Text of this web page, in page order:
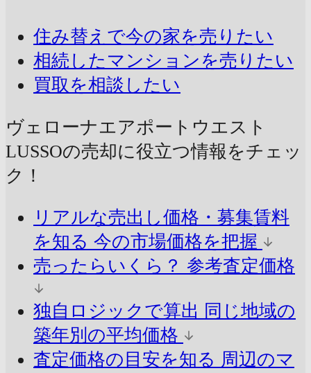
住み替えで今の家を売りたい
相続したマンションを売りたい
買取を相談したい
ヴェローナエアポートウエスト
LUSSOの売却に役立つ情報をチェッ
ク！
リアルな売出し価格・募集賃料
を知る 今の市場価格を把握
売ったらいくら？ 参考査定価格
独自ロジックで算出 同じ地域の
築年別の平均価格
査定価格の目安を知る 周辺のマ